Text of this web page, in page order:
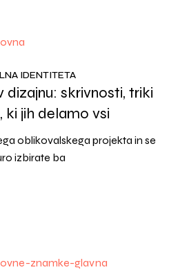
IDENTITETA
dizajnu: skrivnosti, triki
ki jih delamo vsi
oblikovalskega projekta in se
izbirate ba